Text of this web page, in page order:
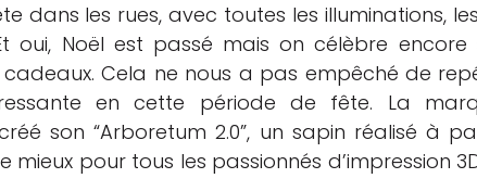
dans les rues, avec toutes les illuminations,
oui, Noël est passé mais on célèbre
Cela ne nous a pas empêché de
en cette période de fête. La
son “Arboretum 2.0”, un sapin réalisé à
mieux pour tous les passionnés d’impression